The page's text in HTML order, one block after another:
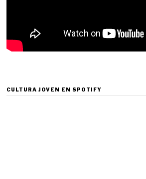
CULTURA JOVEN EN SPOTIFY